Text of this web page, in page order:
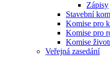
Zápisy
Stavební
Komise pro
Komise pro
Komise
Veřejná zasedání